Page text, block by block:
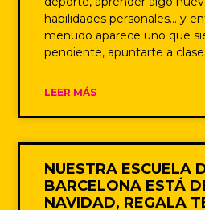
habilidades personales… y
menudo aparece uno que
pendiente, apuntarte a
LEER MÁS
NUESTRA ESCUELA
BARCELONA ESTÁ
NAVIDAD, REGALA